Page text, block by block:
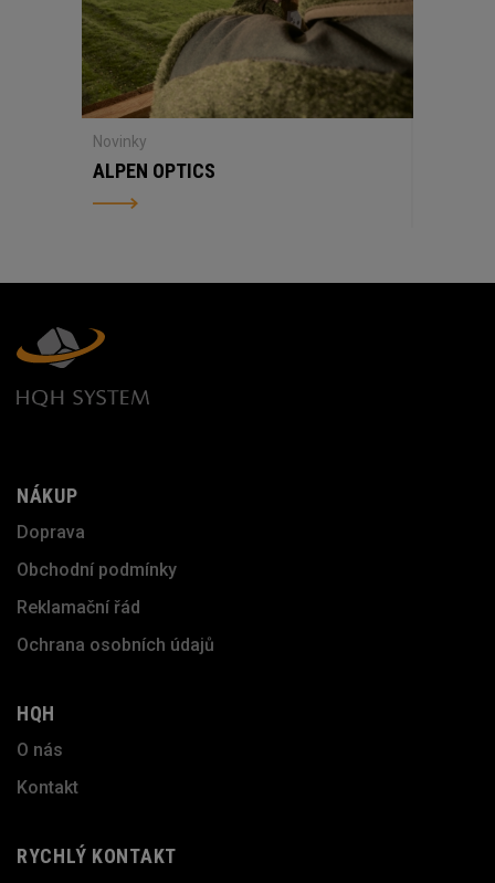
Novinky
ALPEN OPTICS
NÁKUP
Doprava
Obchodní podmínky
Reklamační řád
Ochrana osobních údajů
HQH
O nás
Kontakt
RYCHLÝ KONTAKT